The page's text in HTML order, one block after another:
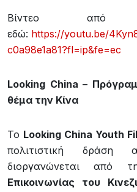
Βίντεο από
εδώ: https://youtu.be/
c0a98e1a81?fl=ip&fe=ec
Looking China –
θέμα την Κίνα
Το LookingChina Youth
πολιτιστική δράση
διοργανώνεται από
Επικοινωνίας του